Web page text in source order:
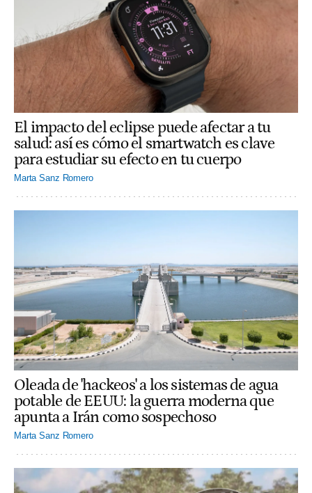
El impacto del eclipse puede afectar a tu
salud: así es cómo el smartwatch es clave
para estudiar su efecto en tu cuerpo
Marta Sanz Romero
Oleada de 'hackeos' a los sistemas de agua
potable de EEUU: la guerra moderna que
apunta a Irán como sospechoso
Marta Sanz Romero